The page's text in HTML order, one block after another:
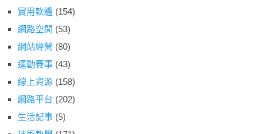
實用軟體 (154)
網路空間 (53)
網站經營 (80)
運動賽事 (43)
線上資源 (158)
網路平台 (202)
生活記事 (5)